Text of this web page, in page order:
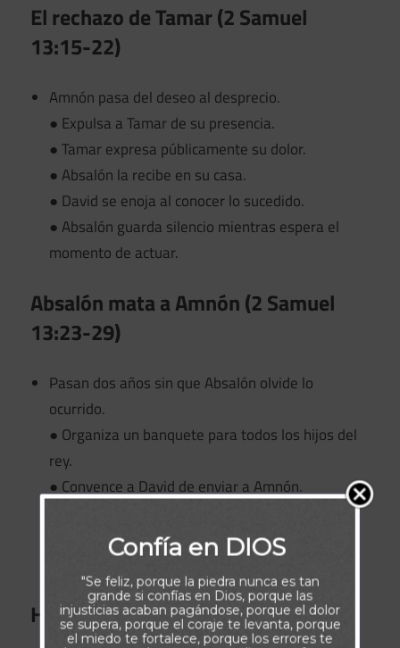
El rechazo de Tamar (2 Samuel
13:15-22)
Amnón pasa del deseo al desprecio.
● Expulsa a Tamar de su presencia.
● Tamar expresa públicamente su dolor.
● Absalón la recibe en su casa.
● David se enoja al conocer lo sucedido.
● Absalón guarda silencio mientras espera el
momento de actuar.
Absalón mata a Amnón (2 Samuel
13:23-29)
Pasan dos años sin que Absalón olvide lo
ocurrido.
● Organiza un banquete para todos los hijos del
rey.
● Convence a David de enviar a Amnón.
● Amnón es asesinado durante la celebración.
● Los demás hijos de David huyen.
Huida y duelo (2 Samuel 13:30-39)
Confía en DIOS
"Se feliz, porque la piedra nunca es tan
grande si confías en Dios, porque las
injusticias acaban pagándose, porque el dolor
se supera, porque el coraje te levanta, porque
el miedo te fortalece, porque los errores te